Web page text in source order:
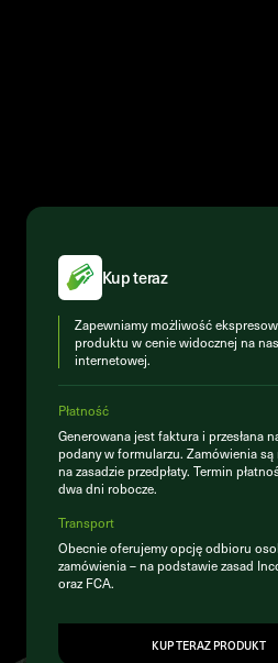
Kup teraz
Zapewniamy możliwość
produktu w cenie widocznej na
internetowej.
Płatność
Generowana jest faktura i przesłana
podany w formularzu. Zamówienia są
na zasadzie przedpłaty. Termin
dwa dni robocze.
Transport
Obecnie oferujemy opcję odbioru
zamówienia – na podstawie zasad
oraz FCA.
KUP TERAZ PRODUKT